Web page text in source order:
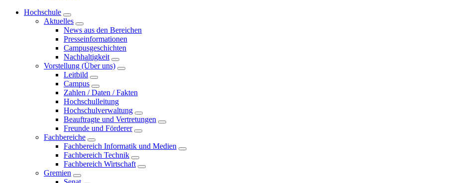
Hochschule
Aktuelles
News aus den Bereichen
Presseinformationen
Campusgeschichten
Nachhaltigkeit
Vorstellung (Über uns)
Leitbild
Campus
Zahlen / Daten / Fakten
Hochschulleitung
Hochschulverwaltung
Beauftragte und Vertretungen
Freunde und Förderer
Fachbereiche
Fachbereich Informatik und Medien
Fachbereich Technik
Fachbereich Wirtschaft
Gremien